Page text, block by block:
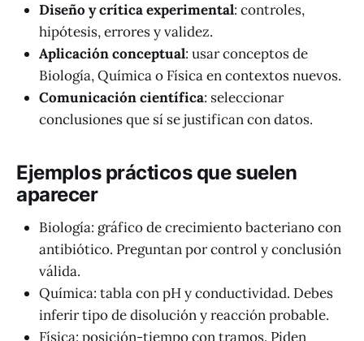
Diseño y crítica experimental: controles,
hipótesis, errores y validez.
Aplicación conceptual: usar conceptos de
Biología, Química o Física en contextos nuevos.
Comunicación científica: seleccionar
conclusiones que sí se justifican con datos.
Ejemplos prácticos que suelen
aparecer
Biología: gráfico de crecimiento bacteriano con
antibiótico. Preguntan por control y conclusión
válida.
Química: tabla con pH y conductividad. Debes
inferir tipo de disolución y reacción probable.
Física: posición-tiempo con tramos. Piden